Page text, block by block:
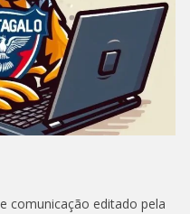
comunicação editado pela